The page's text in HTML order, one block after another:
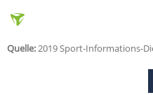
Quelle:2019 Sport-Informations-